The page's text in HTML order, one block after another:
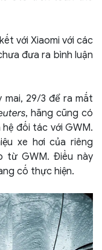
với Xiaomi với các
đưa ra bình luận
mai, 29/3 để ra mắt
, hãng cũng có
đối tác với GWM.
xe hơi của riêng
từ GWM. Điều này
cố thực hiện.